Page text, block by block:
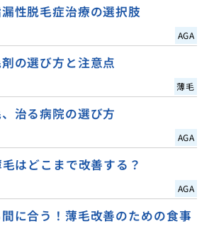
性脱毛症治療の選択肢
AGA
の選び方と注意点
薄毛
治る病院の選び方
AGA
はどこまで改善する？
AGA
に合う！薄毛改善のための食事